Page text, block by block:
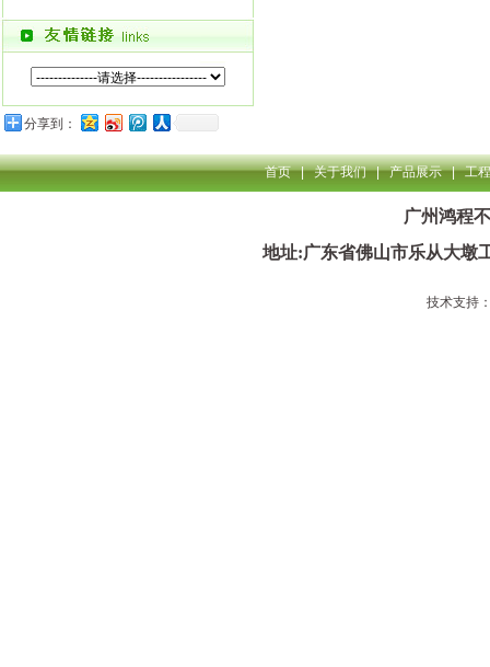
分享到：
首页|关于我们|产品展示|工
广州鸿程
地址:广东省佛山市乐从大墩
技术支持